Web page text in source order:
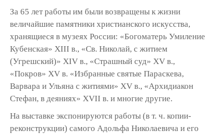
За 65 лет работы им были возвращены к жизни
величайшие памятники христианского искусства,
хранящиеся в музеях России: «Богоматерь Умиление
Кубенская» XIII в., «Св. Николай, с житием
(Угрешский)» XIV в., «Страшный суд» XV в.,
«Покров» XV в. «Избранные святые Параскева,
Варвара и Ульяна с житиями» XV в., «Архидиакон
Стефан, в деяниях» XVII в. и многие другие.
На выставке экспонируются работы (в т. ч. копии-
реконструкции) самого Адольфа Николаевича и его